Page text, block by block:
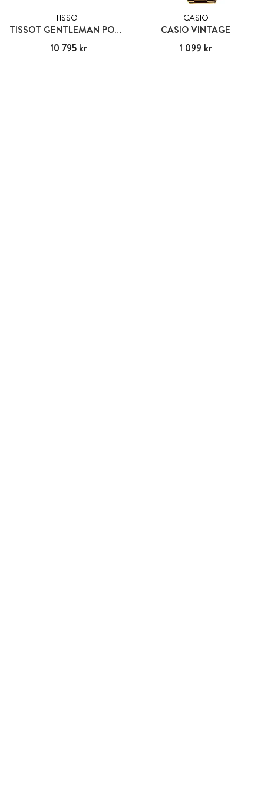
TISSOT
TISSOT GENTLEMAN POWERMATIC 80 SILICIUM
Pris: 10 795 kr
10 795 kr
CASIO
CASIO VINTAGE
Pris :1 099 kr
1 099 kr